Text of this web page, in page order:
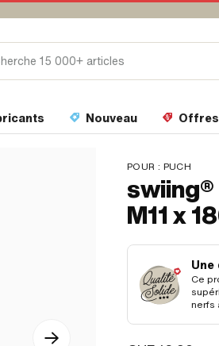
Nouveau Offres
POUR : PUCH
swiing®
M11 x
Ce
nerfs